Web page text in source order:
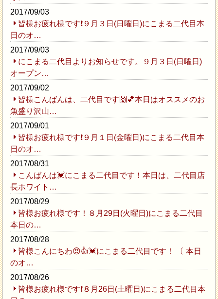
2017/09/03
皆様お疲れ様です❗９月３日(日曜日)にこまる二代目本
日のオ…
2017/09/03
にこまる二代目よりお知らせです。９月３日(日曜日)
オープン…
2017/09/02
皆様こんばんは、二代目です🙌💕本日はオススメのお
魚盛り沢山…
2017/09/01
皆様お疲れ様です❗９月１日(金曜日)にこまる二代目本
日のオ…
2017/08/31
こんばんは💓にこまる二代目です！本日は、二代目店
長ホワイト…
2017/08/29
皆様お疲れ様です！８月29日(火曜日)にこまる二代目
本日の…
2017/08/28
皆様こんにちわ😍👍💓にこまる二代目です！ 〔 本日
のオ…
2017/08/26
皆様お疲れ様です❗８月26日(土曜日)にこまる二代目本